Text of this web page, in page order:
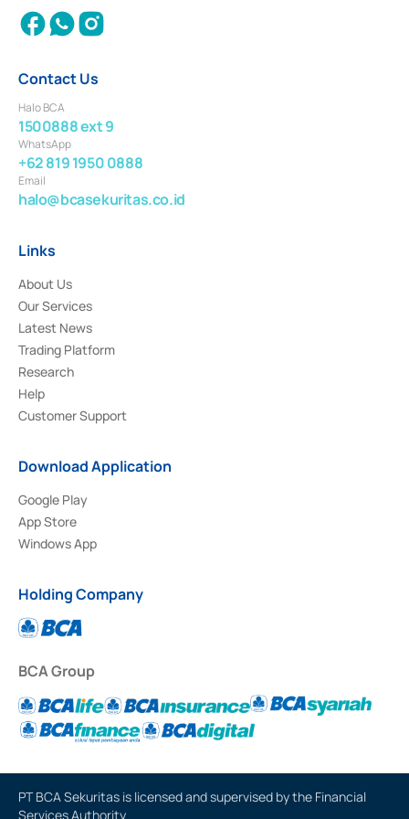
Contact Us
Halo BCA
1500888 ext 9
WhatsApp
+62 819 1950 0888
Email
halo@bcasekuritas.co.id
Links
About Us
Our Services
Latest News
Trading Platform
Research
Help
Customer Support
Download Application
Google Play
App Store
Windows App
Holding Company
BCA Group
PT BCA Sekuritas is licensed and supervised by the Financial
Services Authority